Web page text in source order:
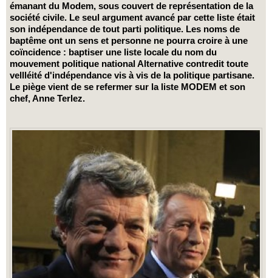
émanant du Modem, sous couvert de représentation de la
société civile. Le seul argument avancé par cette liste était
son indépendance de tout parti politique. Les noms de
baptême ont un sens et personne ne pourra croire à une
coïncidence : baptiser une liste locale du nom du
mouvement politique national Alternative contredit toute
vellléité d'indépendance vis à vis de la politique partisane.
Le piège vient de se refermer sur la liste MODEM et son
chef, Anne Terlez.